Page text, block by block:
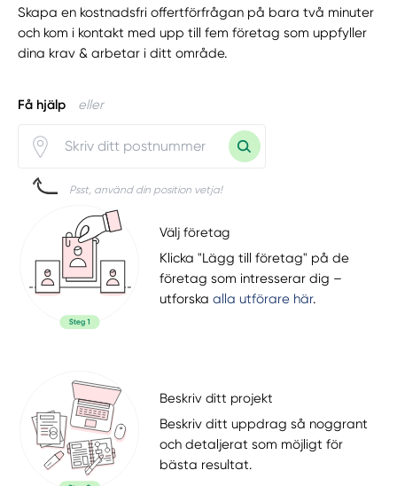
Skapa en kostnadsfri offertförfrågan på bara två minuter
och kom i kontakt med upp till fem företag som uppfyller
dina krav & arbetar i ditt område.
Få hjälp eller
Psst, använd din position vetja!
Välj företag
Klicka "Lägg till företag" på de
företag som intresserar dig –
utforskaalla utförare här.
Beskriv ditt projekt
Beskriv ditt uppdrag så noggrant
och detaljerat som möjligt för
bästa resultat.